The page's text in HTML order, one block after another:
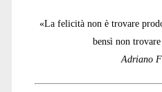
«La felicità non è trovare
bensì non
Adriano